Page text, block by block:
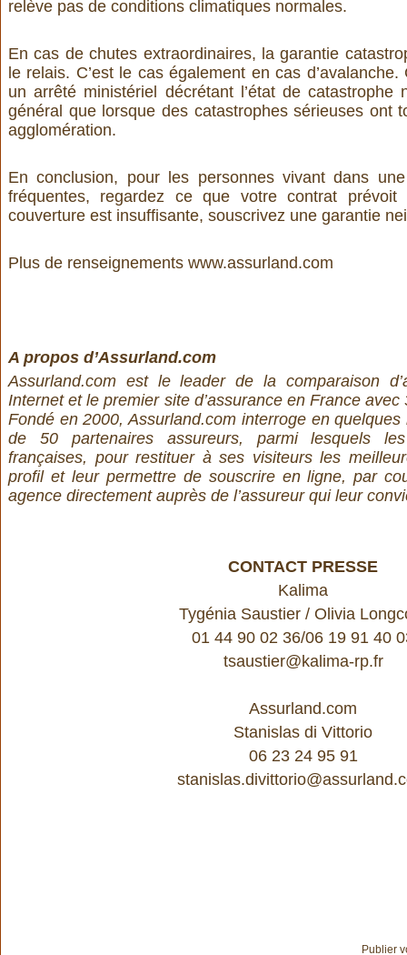
relève pas de conditions climatiques normales.
En cas de chutes extraordinaires, la garantie
le relais. C’est le cas également en cas
un arrêté ministériel décrétant l’état de catastrophe
général que lorsque des catastrophes sérieuses ont
agglomération.
En conclusion, pour les personnes vivant dans
fréquentes, regardez ce que votre contrat
couverture est insuffisante, souscrivez une garantie
Plus de renseignements www.assurland.com
A propos d’Assurland.com
Assurland.com est le leader de la comparaison
Internet et le premier site d’assurance en France
Fondé en 2000, Assurland.com interroge en
de 50 partenaires assureurs, parmi lesquels
françaises, pour restituer à ses visiteurs les
profil et leur permettre de souscrire en ligne, par
agence directement auprès de l’assureur qui leur
CONTACT PRESSE
Kalima
Tygénia Saustier / Olivia
01 44 90 02 36/06 19 91 40
tsaustier@kalima-rp.fr
Assurland.com
Stanislas di Vittorio
06 23 24 95 91
Publier